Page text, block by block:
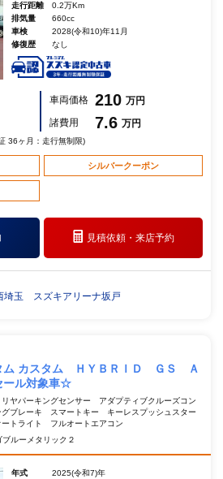
走行距離
0.2万Km
排気量
660cc
車検
2028(令和10)年11月
修復歴
なし
車両価格 210 万円
諸費用
7.6 万円
36ヶ月：走行無制限)
シルバークーポン
見積依頼・来店予約
埼玉 スズキアリーナ坂戸
ム カスタム ＨＹＢＲＩＤ ＧＳ Ａ
ル対象車☆
ヤパーキングセンサー アダプティブクルーズコン
グブレーキ スマートキー キーレスプッシュスター
トライト フルオートエアコン
ルーメタリック２
年式
2025(令和7)年